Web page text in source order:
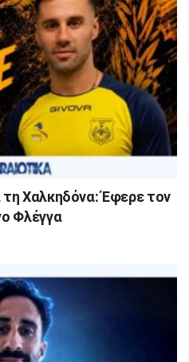
Χαλκηδόνα: Έφερε τον
Φλέγγα